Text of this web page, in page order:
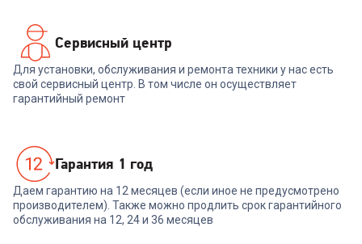
Сервисный центр
Для установки, обслуживания и ремонта техники у нас есть
свой сервисный центр. В том числе он осуществляет
гарантийный ремонт
Гарантия 1 год
Даем гарантию на 12 месяцев (если иное не предусмотрено
производителем). Также можно продлить срок гарантийного
обслуживания на 12, 24 и 36 месяцев